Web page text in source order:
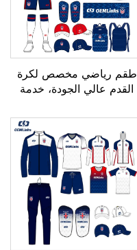
طقم رياضي مخصص لكرة
القدم عالي الجودة، خدمة
قمصان رياضية مخصصة
لكرة القدم، أطقم زي رياضي
لكرة القدم، قمصان رياضية
مصنوعة باستخدام تقنية
التسامي